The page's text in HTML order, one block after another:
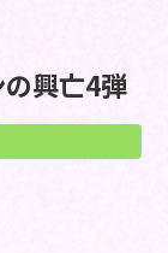
興亡4弾